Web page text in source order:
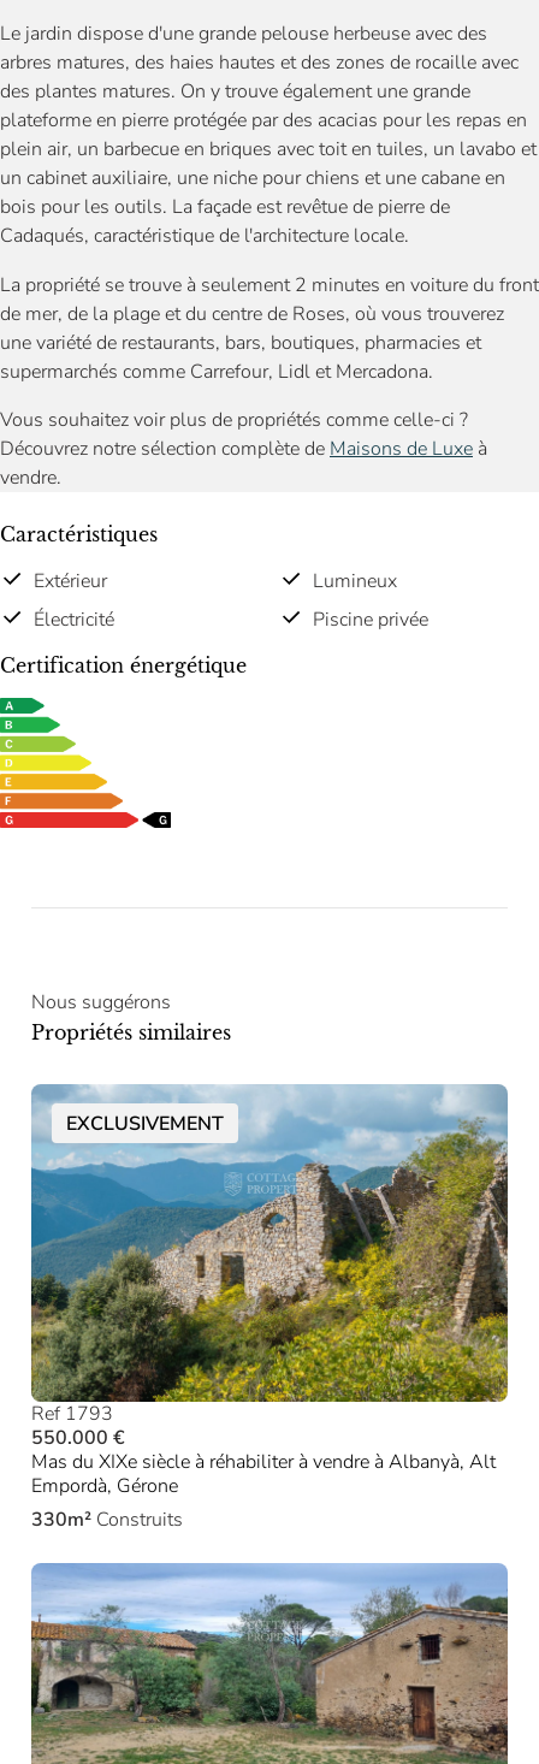
Le jardin dispose d'une grande pelouse herbeuse avec des
arbres matures, des haies hautes et des zones de rocaille avec
des plantes matures. On y trouve également une grande
plateforme en pierre protégée par des acacias pour les repas en
plein air, un barbecue en briques avec toit en tuiles, un lavabo et
un cabinet auxiliaire, une niche pour chiens et une cabane en
bois pour les outils. La façade est revêtue de pierre de
Cadaqués, caractéristique de l'architecture locale.
La propriété se trouve à seulement 2 minutes en voiture du front
de mer, de la plage et du centre de Roses, où vous trouverez
une variété de restaurants, bars, boutiques, pharmacies et
supermarchés comme Carrefour, Lidl et Mercadona.
Vous souhaitez voir plus de propriétés comme celle-ci ?
Découvrez notre sélection complète de Maisons de Luxe à
vendre.
Caractéristiques
Extérieur
Lumineux
Électricité
Piscine privée
Certification énergétique
Nous suggérons
Propriétés similaires
EXCLUSIVEMENT
Ref 1793
550.000 €
Mas du XIXe siècle à réhabiliter à vendre à Albanyà, Alt
Empordà, Gérone
330m² Construits